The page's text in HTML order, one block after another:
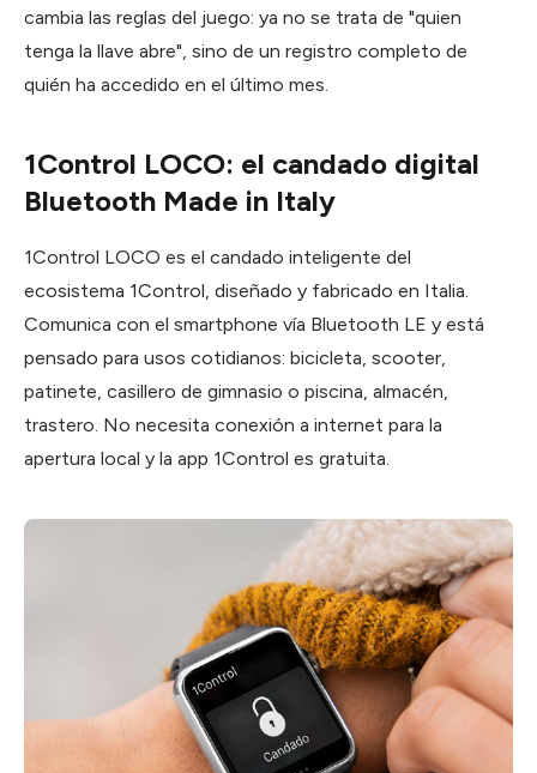
cambia las reglas del juego: ya no se trata de "quien
tenga la llave abre", sino de un registro completo de
quién ha accedido en el último mes.
1Control LOCO: el candado digital
Bluetooth Made in Italy
1Control LOCO es el candado inteligente del
ecosistema 1Control, diseñado y fabricado en Italia.
Comunica con el smartphone vía Bluetooth LE y está
pensado para usos cotidianos: bicicleta, scooter,
patinete, casillero de gimnasio o piscina, almacén,
trastero. No necesita conexión a internet para la
apertura local y la app 1Control es gratuita.